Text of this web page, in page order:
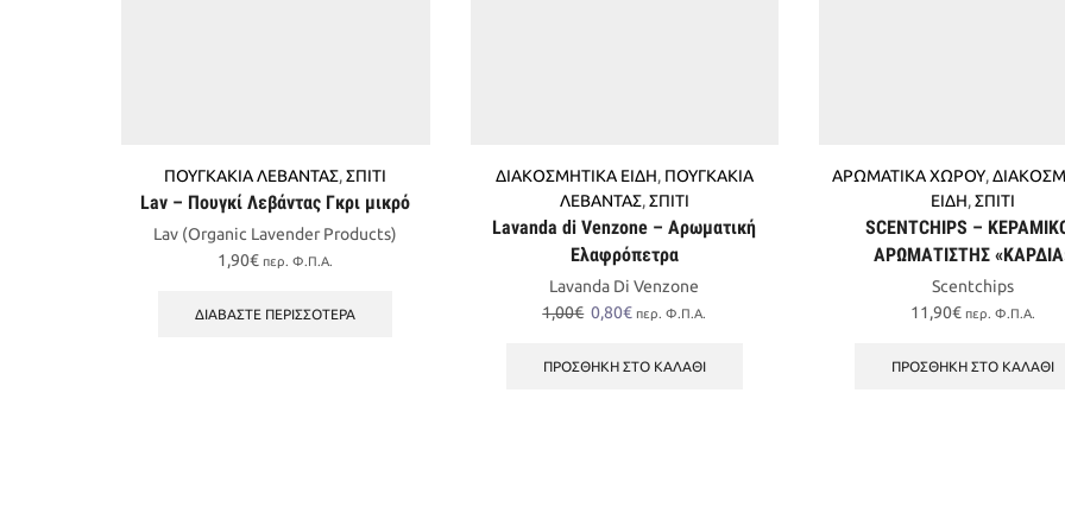
ΠΟΥΓΚΑΚΙΑ ΛΕΒΑΝΤΑΣ,ΣΠΙΤΙ
Lav – Πουγκί Λεβάντας Γκρι μικρό
Lav (Organic Lavender Products)
1,90€ περ. Φ.Π.Α.
ΔΙΑΒΆΣΤΕ ΠΕΡΙΣΣΌΤΕΡΑ
ΔΙΑΚΟΣΜΗΤΙΚΑ ΕΙΔΗ, ΠΟΥΓΚΑΚΙΑ
ΛΕΒΑΝΤΑΣ,ΣΠΙΤΙ
Lavanda di Venzone – Αρωματική
Ελαφρόπετρα
Lavanda Di Venzone
1,00€ Original
was:
0,80€Η
τιμή
περ. Φ.Π.Α.
ΠΡΟΣΘΉΚΗ ΣΤΟ ΚΑΛΆΘΙ
ΑΡΩΜΑΤΙΚΑ ΧΩΡΟΥ,
ΕΙΔΗ,ΣΠΙΤΙ
SCENTCHIPS –
ΑΡΩΜΑΤΙΣΤΗΣ
Scentchips
11,90€ περ. Φ.Π.Α.
ΠΡΟΣΘΉΚΗ ΣΤΟ ΚΑΛΆΘΙ